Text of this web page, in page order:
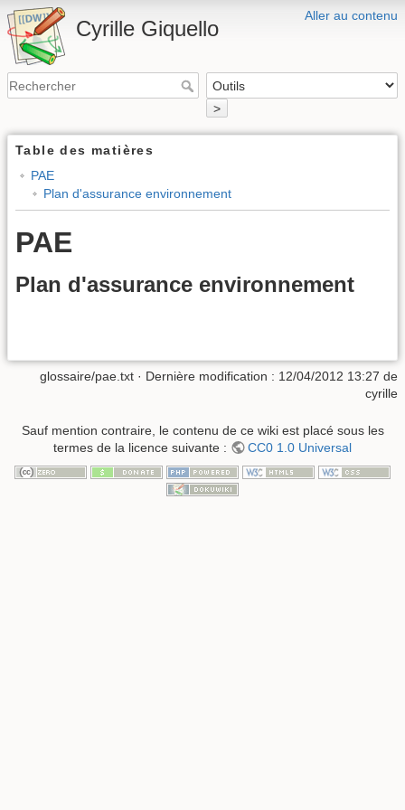
Aller au contenu
Cyrille Giquello
>
Table des matières
PAE
Plan d'assurance environnement
PAE
Plan d'assurance environnement
glossaire/pae.txt · Dernière modification : 12/04/2012 13:27 de
cyrille
Sauf mention contraire, le contenu de ce wiki est placé sous les
termes de la licence suivante :
CC0 1.0 Universal